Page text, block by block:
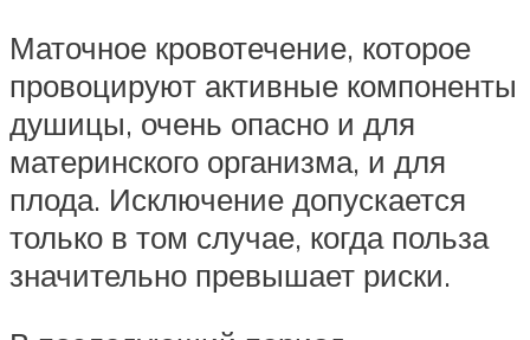
Маточное кровотечение, которое
провоцируют активные компоненты
душицы, очень опасно и для
материнского организма, и для
плода. Исключение допускается
только в том случае, когда польза
значительно превышает риски.